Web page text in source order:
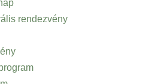
rendezvény